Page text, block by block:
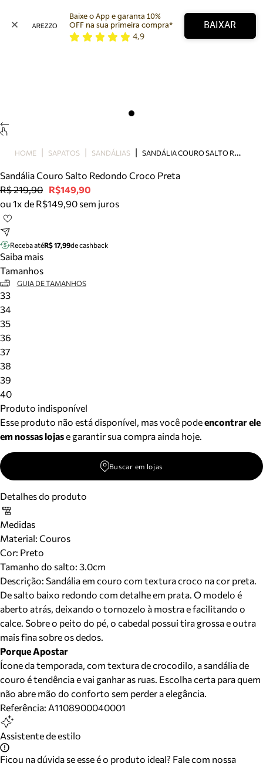
Bolsa
Tamanco
Tênis
Mule
Tire dúvidas sobre pedidos, devoluções e mais.
Meus pedidos
Acompanhe seus pedidos e solicite devoluções.
Baixe o App e garanta 10%
OFF na sua primeira compra*
4,9
BAIXAR
HOME SAPATOS SANDÁLIAS S
ANDÁLIA COURO SALTO REDONDO CROCO PRETA
Sandália Couro Salto Redondo Croco Preta
R$ 219,90 R$149,90
ou 1x de R$149,90 sem juros
Receba atéR$ 17,99de cashback
Saiba mais
Tamanhos
GUIA DE TAMANHOS
33
34
35
36
37
38
39
40
Produto indisponível
Esse produto não está disponível, mas você podeencontrar ele
em nossas lojase garantir sua compra ainda hoje.
Buscar em lojas
Detalhes do produto
Medidas
Material: Couros
Cor: Preto
Tamanho do salto: 3.0cm
Descrição: Sandália em couro com textura croco na cor preta.
De salto baixo redondo com detalhe em prata. O modelo é
aberto atrás, deixando o tornozelo à mostra e facilitando o
calce. Sobre o peito do pé, o cabedal possui tira grossa e outra
mais fina sobre os dedos.
Porque Apostar
Ícone da temporada, com textura de crocodilo, a sandália de
couro é tendência e vai ganhar as ruas. Escolha certa para quem
não abre mão do conforto sem perder a elegância.
Referência: A1108900040001
Assistente de estilo
Ficou na dúvida se esse é o produto ideal? Fale com nossa